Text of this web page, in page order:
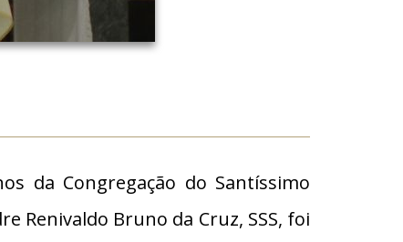
da Congregação do Santíssimo
Renivaldo Bruno da Cruz, SSS, foi